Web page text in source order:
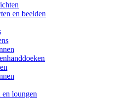
en beelden
en loungen